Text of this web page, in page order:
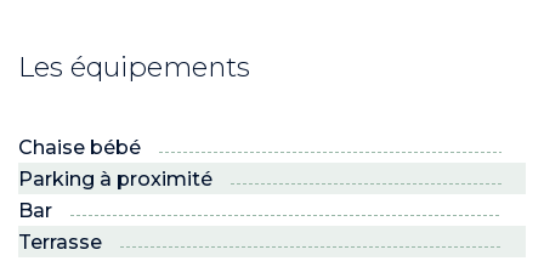
Les équipements
Chaise bébé
Parking à proximité
Bar
Terrasse